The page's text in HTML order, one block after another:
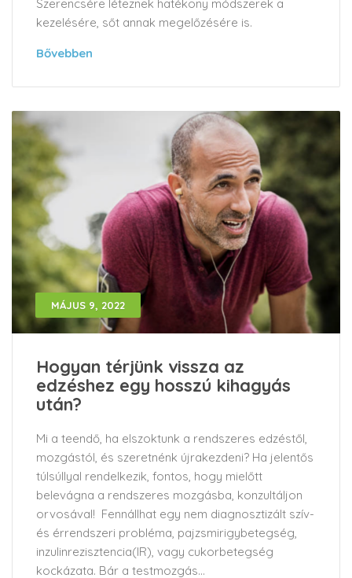
Szerencsére léteznek hatékony módszerek a
kezelésére, sőt annak megelőzésére is.
Bővebben
MÁJUS 9, 2022
Hogyan térjünk vissza az
edzéshez egy hosszú kihagyás
után?
Mi a teendő, ha elszoktunk a rendszeres edzéstől,
mozgástól, és szeretnénk újrakezdeni? Ha jelentős
túlsúllyal rendelkezik, fontos, hogy mielőtt
belevágna a rendszeres mozgásba, konzultáljon
orvosával! Fennállhat egy nem diagnosztizált szív-
és érrendszeri probléma, pajzsmirigybetegség,
inzulinrezisztencia(IR), vagy cukorbetegség
kockázata. Bár a testmozgás...